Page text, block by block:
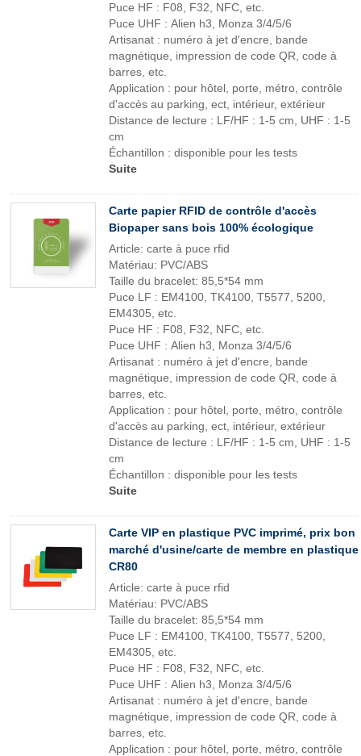
Puce HF : F08, F32, NFC, etc.
Puce UHF : Alien h3, Monza 3/4/5/6
Artisanat : numéro à jet d'encre, bande
magnétique, impression de code QR, code à
barres, etc.
Application : pour hôtel, porte, métro, contrôle
d'accès au parking, ect, intérieur, extérieur
Distance de lecture : LF/HF : 1-5 cm, UHF : 1-5
cm
Échantillon : disponible pour les tests
Suite
Carte papier RFID de contrôle d'accès
Biopaper sans bois 100% écologique
Article: carte à puce rfid
Matériau: PVC/ABS
Taille du bracelet: 85,5*54 mm
Puce LF : EM4100, TK4100, T5577, 5200,
EM4305, etc.
Puce HF : F08, F32, NFC, etc.
Puce UHF : Alien h3, Monza 3/4/5/6
Artisanat : numéro à jet d'encre, bande
magnétique, impression de code QR, code à
barres, etc.
Application : pour hôtel, porte, métro, contrôle
d'accès au parking, ect, intérieur, extérieur
Distance de lecture : LF/HF : 1-5 cm, UHF : 1-5
cm
Échantillon : disponible pour les tests
Suite
Carte VIP en plastique PVC imprimé, prix bon
marché d'usine/carte de membre en plastique
CR80
Article: carte à puce rfid
Matériau: PVC/ABS
Taille du bracelet: 85,5*54 mm
Puce LF : EM4100, TK4100, T5577, 5200,
EM4305, etc.
Puce HF : F08, F32, NFC, etc.
Puce UHF : Alien h3, Monza 3/4/5/6
Artisanat : numéro à jet d'encre, bande
magnétique, impression de code QR, code à
barres, etc.
Application : pour hôtel, porte, métro, contrôle